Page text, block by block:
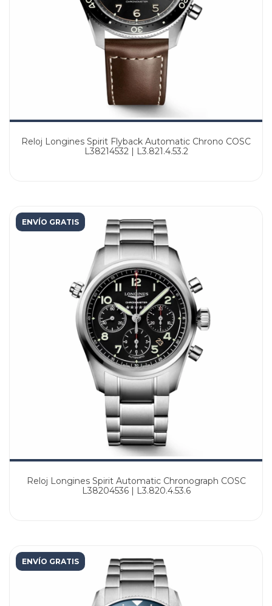
Reloj Longines Spirit Flyback Automatic Chrono COSC
L38214532 | L3.821.4.53.2
ENVÍO GRATIS
Reloj Longines Spirit Automatic Chronograph COSC
L38204536 | L3.820.4.53.6
ENVÍO GRATIS